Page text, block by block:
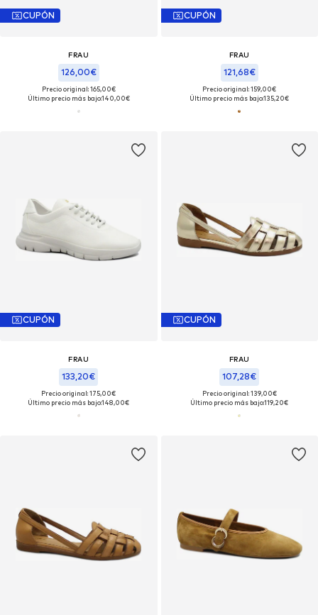
CUPÓN
FRAU
126,00€
Precio original: 165,00€
Último precio más bajo:140,00€
CUPÓN
FRAU
121,68€
Precio original: 159,00€
Último precio más bajo:135,20€
CUPÓN
FRAU
133,20€
Precio original: 175,00€
Último precio más bajo:148,00€
CUPÓN
FRAU
107,28€
Precio original: 139,00€
Último precio más bajo:119,20€